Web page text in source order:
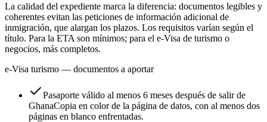
La calidad del expediente marca la diferencia: documentos legibles y
coherentes evitan las peticiones de información adicional de
inmigración, que alargan los plazos. Los requisitos varían según el
título. Para la ETA son mínimos; para el e-Visa de turismo o
negocios, más completos.
e-Visa turismo — documentos a aportar
Pasaporte válido al menos 6 meses después de salir de
GhanaCopia en color de la página de datos, con al menos dos
páginas en blanco enfrentadas.